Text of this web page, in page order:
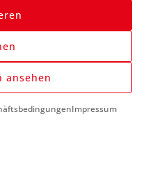
ansehen
Impressum